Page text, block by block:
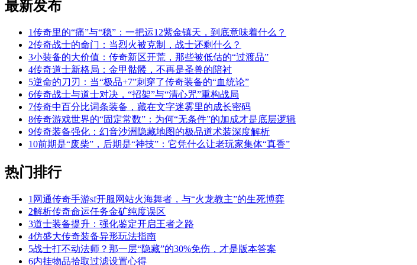
最新发布
1传奇里的“痛”与“稳”：一把运12紫金镇天，到底意味着什么？
2传奇战士的命门：当烈火被克制，战士还剩什么？
3小装备的大价值：传奇新区开荒，那些被低估的“过渡品”
4传奇道士新格局：金甲骷髅，不再是圣兽的陪衬
5逆命的刀刃：当“极品+7”刺穿了传奇装备的“血统论”
6传奇战士与道士对决，“招架”与“清心咒”重构战局
7传奇中百分比词条装备，藏在文字迷雾里的成长密码
8传奇游戏世界的“固定常数”：为何“无条件”的加成才是底层逻辑
9传奇装备强化：幻音沙洲隐藏地图的极品道术装深度解析
10前期是“废柴”，后期是“神技”：它凭什么让老玩家集体“真香”
热门排行
1 网通传奇手游sf开服网站火海舞者，与“火龙教主”的生死博弈
2解析传奇命运任务金矿纯度误区
3道士装备提升：强化鉴定开启王者之路
4仿盛大传奇装备异形玩法指南
5战士打不动法师？那一层“隐藏”的30%免伤，才是版本答案
6内挂物品拾取过滤设置心得